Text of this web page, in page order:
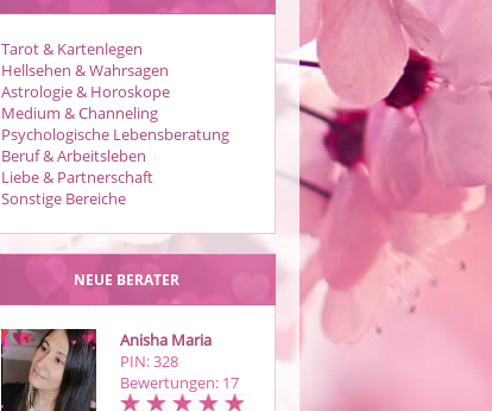
Tarot & Kartenlegen
Hellsehen & Wahrsagen
Astrologie & Horoskope
Medium & Channeling
Psychologische Lebensberatung
Beruf & Arbeitsleben
Liebe & Partnerschaft
Sonstige Bereiche
NEUE BERATER
Anisha Maria
PIN: 328
Bewertungen: 17
Birgit Leah